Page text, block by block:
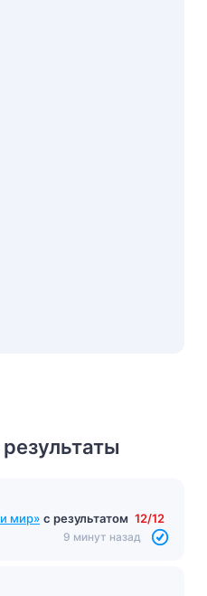
мир» с результатом 12/12
9 минут назад